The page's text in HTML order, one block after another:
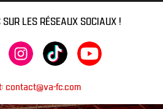
LES RÉSEAUX SOCIAUX !
contact@va-fc.com